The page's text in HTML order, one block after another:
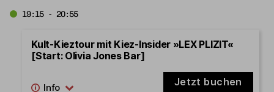
19:15 - 20:55
Kult-Kieztour mit Kiez-Insider »LEX PLIZIT«
[Start: Olivia Jones Bar]
Jetzt buchen